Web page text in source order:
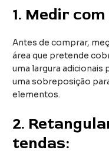
1. Medir
Antes de comprar,
área que pretende
uma largura adicionais
uma sobreposição
elementos.
2.
tendas: